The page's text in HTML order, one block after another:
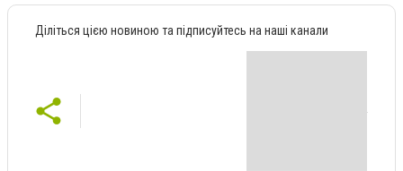
Діліться цією новиною та підписуйтесь на наші канали